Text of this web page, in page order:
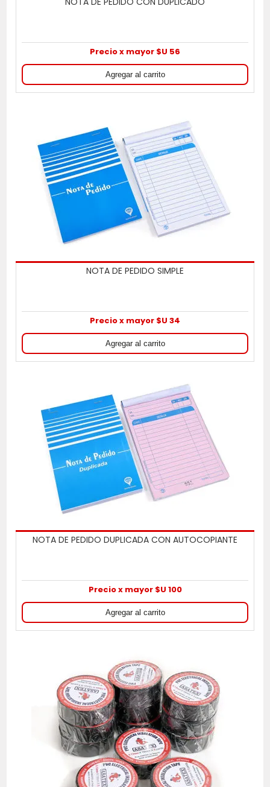
Precio x mayor $U 56
NOTA DE PEDIDO SIMPLE
Precio x mayor $U 34
NOTA DE PEDIDO DUPLICADA CON AUTOCOPIANTE
Precio x mayor $U 100